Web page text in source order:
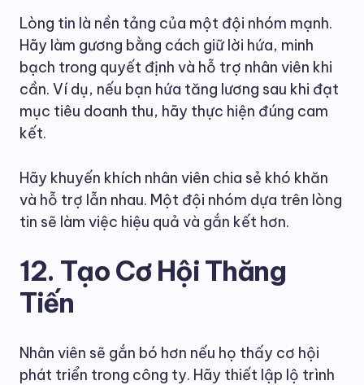
Lòng tin là nền tảng của một đội nhóm mạnh.
Hãy làm gương bằng cách giữ lời hứa, minh
bạch trong quyết định và hỗ trợ nhân viên khi
cần. Ví dụ, nếu bạn hứa tăng lương sau khi đạt
mục tiêu doanh thu, hãy thực hiện đúng cam
kết.
Hãy khuyến khích nhân viên chia sẻ khó khăn
và hỗ trợ lẫn nhau. Một đội nhóm dựa trên lòng
tin sẽ làm việc hiệu quả và gắn kết hơn.
12. Tạo Cơ Hội Thăng
Tiến
Nhân viên sẽ gắn bó hơn nếu họ thấy cơ hội
phát triển trong công ty. Hãy thiết lập lộ trình